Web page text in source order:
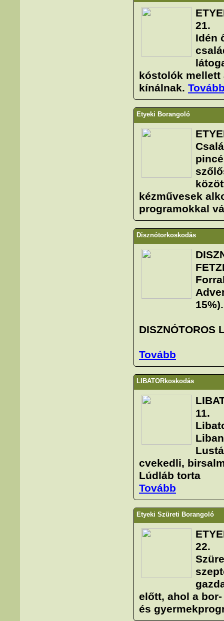
21.
Idén
kóstolók mellett
kínálnak.
Etyeki Borangoló
kézművesek
programokkal
Disznótorkoskodás
15%).
DISZNÓTOROS
Tovább
LIBATORkoskodás
11.
cvekedli,
Lúdláb torta
Tovább
Etyeki Szüreti Borangoló
22.
előtt, ahol a
és